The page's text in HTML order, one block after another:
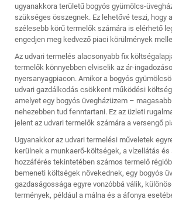
ugyanakkora területű bogyós gyümölcs-
szükséges összegnek. Ez lehetővé teszi, hogy
szélesebb körű termelők számára is elérhető
engedjen meg kedvező piaci körülmények
Az udvari termelés alacsonyabb fix
termelők könnyebben elviselik az ár-
nyersanyagpiacon. Amikor a bogyós
udvari gazdálkodás csökkent működési
amelyet egy bogyós üvegházüzem –
nehezebben tud fenntartani. Ez az üzleti
jelent az udvari termelők számára a versengő
Ugyanakkor az udvari termelési műveletek
kerülnek a munkaerő-költségek, a vízellátás
hozzáférés tekintetében számos termelő
bemeneti költségek növekednek, egy bogyós
gazdaságossága egyre vonzóbbá válik,
termények, például a málna és a áfonya